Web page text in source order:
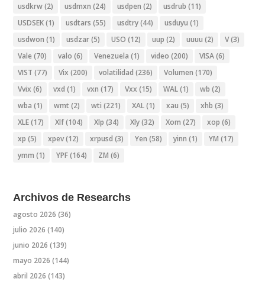
usdkrw(2) usdmxn (24) usdpen (2) usdrub (11)
USDSEK(1) usdtars (55) usdtry(44) usduyu (1)
usdwon (1) usdzar(5) USO (12) uup (2) uuuu (2) V(3)
Vale (70) valo (6) Venezuela (1) video (200) VISA(6)
VIST (77) Vix (200) volatilidad (236) Volumen (170)
Vvix (6) vxd (1) vxn (17) Vxx (15) WAL(1) wb (2)
wba (1) wmt (2) wti (221) XAL(1) xau (5) xhb (3)
XLE(17) Xlf(104) Xlp (34) Xly(32) Xom (27) xop (6)
xp (5) xpev(12) xrpusd (3) Yen (58) yinn (1) YM (17)
ymm (1) YPF(164) ZM (6)
Archivos de Researchs
agosto 2026 (36)
julio 2026 (140)
junio 2026 (139)
mayo 2026 (144)
abril 2026 (143)